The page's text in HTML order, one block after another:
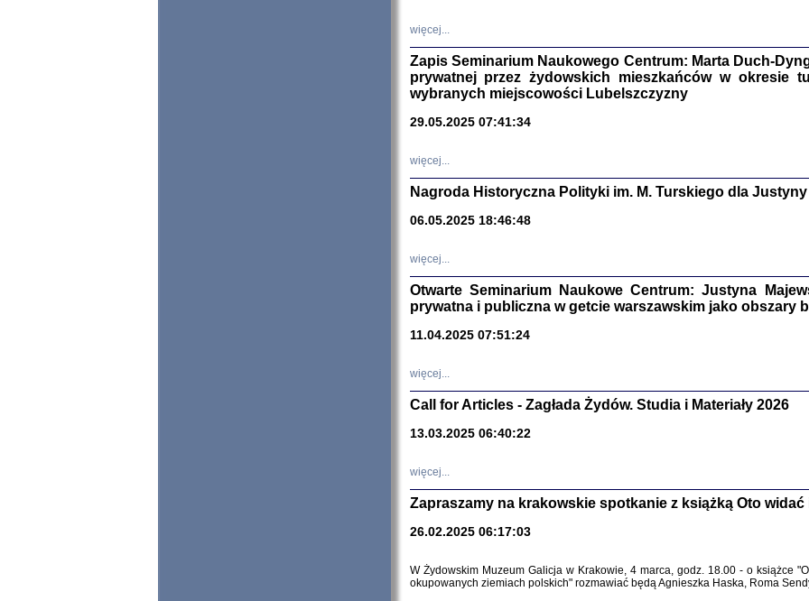
red. i
Stanisław
Warszawa
więcej...
Zapis Seminarium Naukowego Centrum: Marta Duch-
prywatnej przez żydowskich mieszkańców w okresie
wybranych miejscowości Lubelszczyzny
29.05.2025 07:41:34
więcej...
Nagroda Historyczna Polityki im. M. Turskiego dla
06.05.2025 18:46:48
więcej...
Otwarte Seminarium Naukowe Centrum: Justyna
prywatna i publiczna w getcie warszawskim jako obszary
11.04.2025 07:51:24
więcej...
Call for Articles - Zagłada Żydów. Studia i Materiały 2026
13.03.2025 06:40:22
więcej...
Zapraszamy na krakowskie spotkanie z książką Oto widać
26.02.2025 06:17:03
W Żydowskim Muzeum Galicja w Krakowie, 4 marca, godz. 18.00 - o książce
okupowanych ziemiach polskich" rozmawiać będą Agnieszka Haska, Roma